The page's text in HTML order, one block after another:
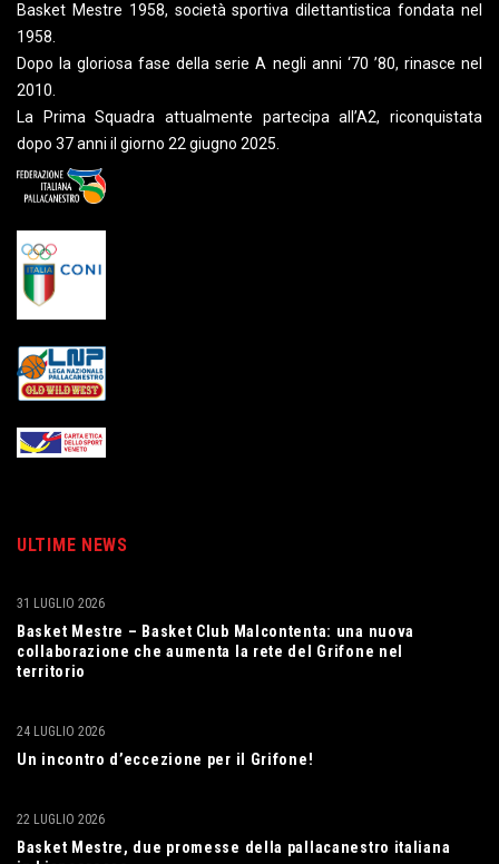
Basket Mestre 1958, società sportiva dilettantistica fondata nel
1958.
Dopo la gloriosa fase della serie A negli anni ‘70 ’80, rinasce nel
2010.
La Prima Squadra attualmente partecipa all’A2, riconquistata
dopo 37 anni il giorno 22 giugno 2025.
ULTIME NEWS
Basket Mestre – Basket Club Malcontenta: una nuova
collaborazione che aumenta la rete del Grifone nel
territorio
31 LUGLIO 2026
Un incontro d’eccezione per il Grifone!
24 LUGLIO 2026
Basket Mestre, due promesse della pallacanestro italiana
22 LUGLIO 2026